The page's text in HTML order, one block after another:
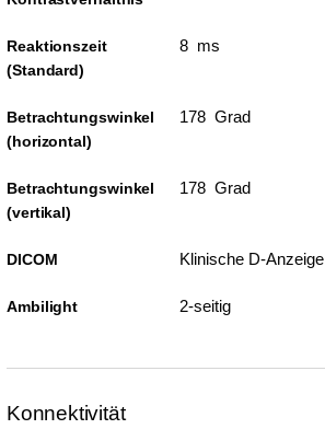
Reaktionszeit
(Standard)
8 ms
Betrachtungswinkel
(horizontal)
178 Grad
Betrachtungswinkel
(vertikal)
178 Grad
DICOM Klinische D-Anzeige
Ambilight 2-seitig
Konnektivität